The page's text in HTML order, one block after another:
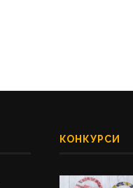
КОНКУРСИ